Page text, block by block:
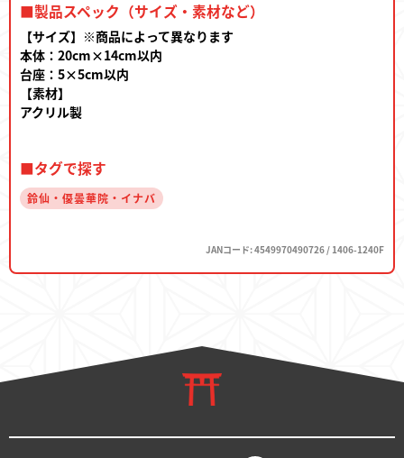
■製品スペック（サイズ・素材など）
【サイズ】※商品によって異なります
本体：20cm×14cm以内
台座：5×5cm以内
【素材】
アクリル製
■タグで探す
鈴仙・優曇華院・イナバ
JANコード: 4549970490726 / 1406-1240F